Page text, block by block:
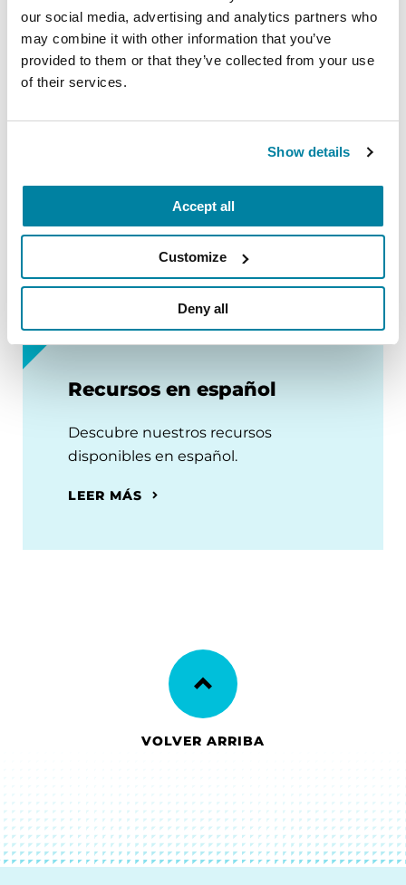
our social media, advertising and analytics partners who
may combine it with other information that you’ve
provided to them or that they’ve collected from your use
of their services.
Show details
Accept all
Customize
Deny all
SEGURIDAD COVID: La salud y seguridad
de nuestros participantes,
patrocinadores, voluntarios y personal
son nuestra máxima prioridad. Seguimos
lineamientos estatales y locales en vigor
el día del evento referentes a COVID. Se
harán ajustes, de ser necesario.
Recursos en español
Descubre nuestros recursos
disponibles en español.
LEER MÁS
VOLVER ARRIBA